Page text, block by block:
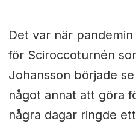
Det var när
för Sciroccoturnén
Johansson började
något annat att göra
några dagar ringde